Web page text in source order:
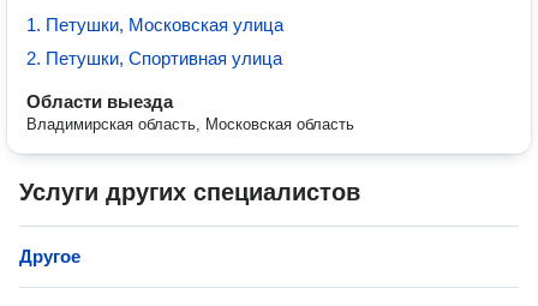
1. Петушки, Московская улица
2. Петушки, Спортивная улица
Области выезда
Владимирская область, Московская область
Услуги других специалистов
Другое